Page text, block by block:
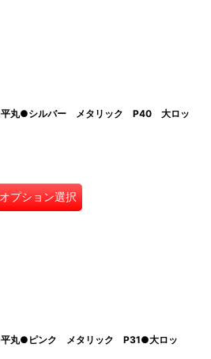
平丸●シルバー メタリック P40 大ロッ
プション選択
平丸●ピンク メタリック P31●大ロッ